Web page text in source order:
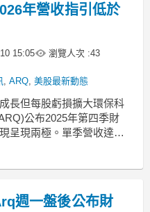
年營收指引低於
15:05 瀏覽人次 :43
, ARQ, 美股最新動態
長但每股虧損擴大環保科
公布2025年第四季財
呈現兩極。單季營收達到
較前一年同期成長8.7%，
與分析師預期相差1.14美
四季調整後EBITD
週一盤後公布財